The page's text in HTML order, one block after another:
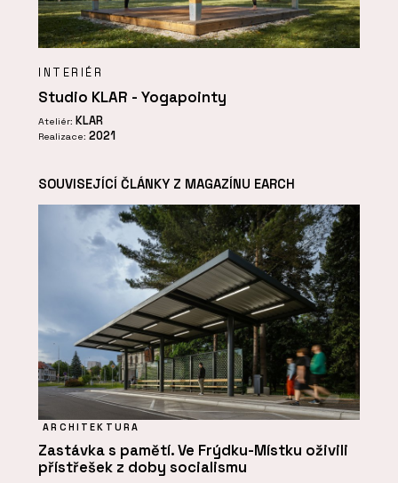
INTERIÉR
Studio KLAR - Yogapointy
Ateliér: KLAR
Realizace: 2021
SOUVISEJÍCÍ ČLÁNKY Z MAGAZÍNU EARCH
ARCHITEKTURA
Zastávka s pamětí. Ve Frýdku-Místku oživili
přístřešek z doby socialismu